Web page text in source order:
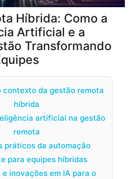
Híbrida: Como a
Artificial e a
Transformando
contexto da gestão remota
híbrida
artificial na gestão
remota
práticos da automação
para equipes híbridas
inovações em IA para o